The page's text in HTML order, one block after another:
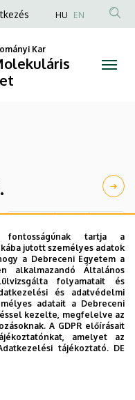
HU EN
Kar
esemény
tartja a
jutott személyes adatok
a Debreceni Egyetem a
alkalmazandó Általános
folyamatait és
és adatvédelmi
adatait a Debreceni
kezelte, megfelelve az
A GDPR előírásait
amelyet az
tájékoztató. DE